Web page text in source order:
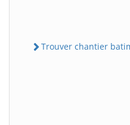
Trouver chantier